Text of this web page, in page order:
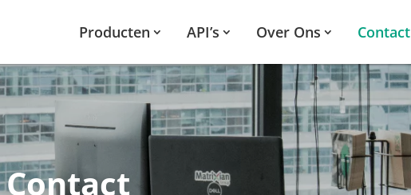
Producten API’s Over Ons Contact
Contact